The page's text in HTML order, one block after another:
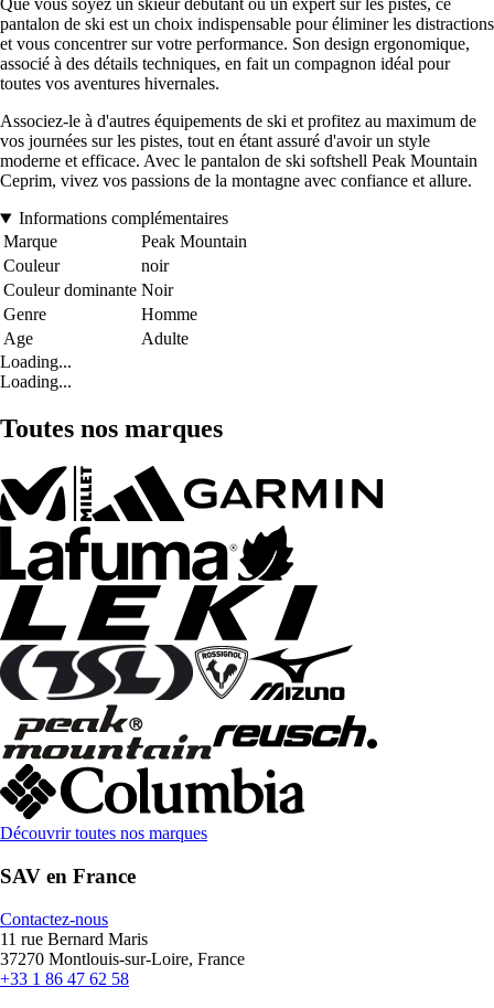
Que vous soyez un skieur débutant ou un expert sur les pistes, ce
pantalon de ski est un choix indispensable pour éliminer les distractions
et vous concentrer sur votre performance. Son design ergonomique,
associé à des détails techniques, en fait un compagnon idéal pour
toutes vos aventures hivernales.
Associez-le à d'autres équipements de ski et profitez au maximum de
vos journées sur les pistes, tout en étant assuré d'avoir un style
moderne et efficace. Avec le pantalon de ski softshell Peak Mountain
Ceprim, vivez vos passions de la montagne avec confiance et allure.
Informations complémentaires
Marque
Peak Mountain
Couleur
noir
Couleur dominante Noir
Genre
Homme
Age
Adulte
Loading...
Loading...
Toutes nos marques
Découvrir toutes nos marques
SAV en France
Contactez-nous
11 rue Bernard Maris
37270 Montlouis-sur-Loire, France
+33 1 86 47 62 58